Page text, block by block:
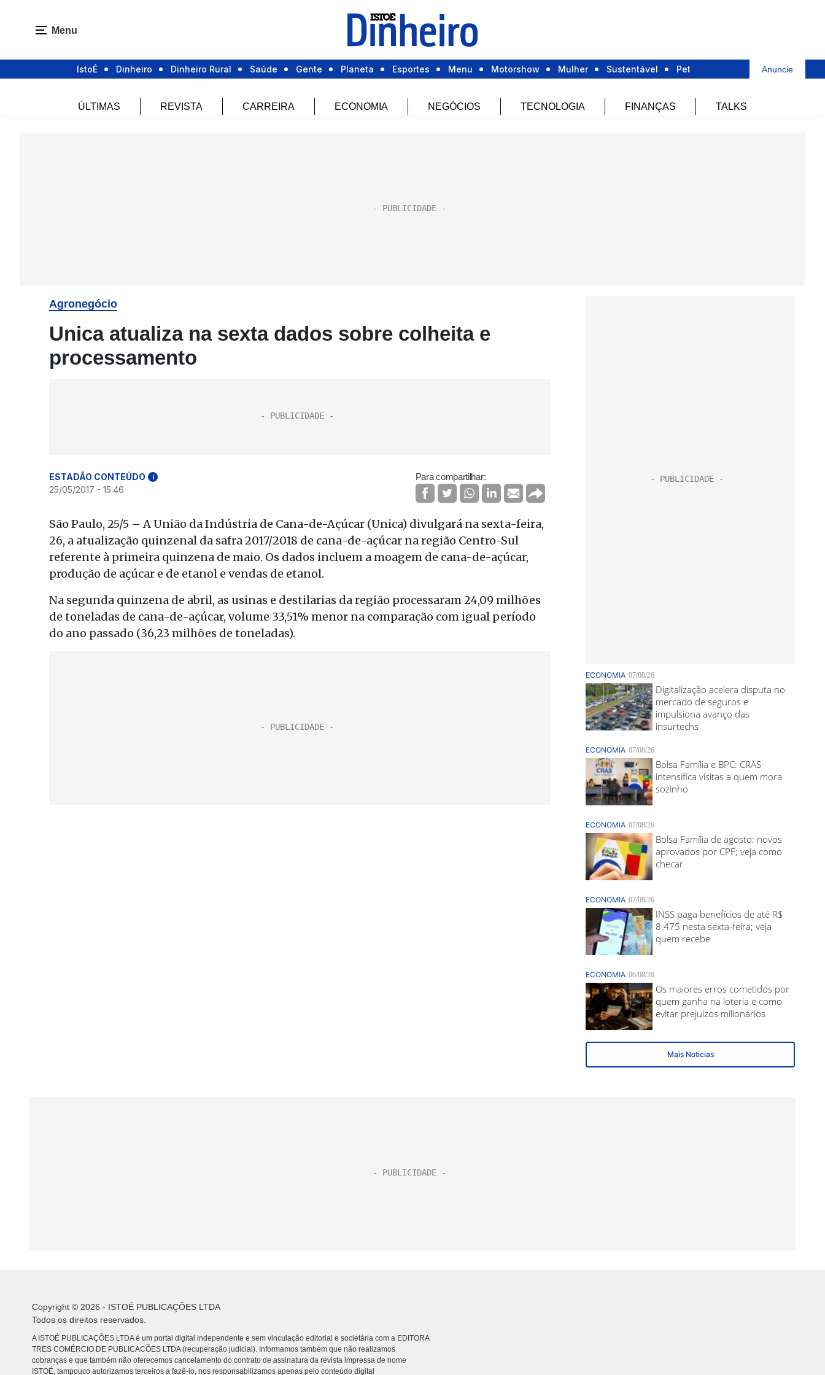
Menu
IstoÉ Dinheiro Dinheiro Rural Saúde Gente Planeta Esportes Menu Motorshow Mulher Sustentável Pet Anuncie
ÚLTIMAS REVISTA CARREIRA ECONOMIA NEGÓCIOS TECNOLOGIA FINANÇAS TALKS
Agronegócio
Unica atualiza na sexta dados sobre colheita e
processamento
ESTADÃO CONTEÚDO i
25/05/2017 - 15:46
Para compartilhar:
São Paulo, 25/5 – A União da Indústria de Cana-de-Açúcar (Unica) divulgará na sexta-feira,
26, a atualização quinzenal da safra 2017/2018 de cana-de-açúcar na região Centro-Sul
referente à primeira quinzena de maio. Os dados incluem a moagem de cana-de-açúcar,
produção de açúcar e de etanol e vendas de etanol.
Na segunda quinzena de abril, as usinas e destilarias da região processaram 24,09 milhões
de toneladas de cana-de-açúcar, volume 33,51% menor na comparação com igual período
do ano passado (36,23 milhões de toneladas).
Copyright © 2026 - ISTOÉ PUBLICAÇÕES LTDA
Todos os direitos reservados.
A ISTOÉ PUBLICAÇÕES LTDA é um portal digital independente e sem vinculação editorial e societária com a EDITORA
TRES COMÉRCIO DE PUBLICACÕES LTDA (recuperação judicial). Informamos também que não realizamos
cobranças e que também não oferecemos cancelamento do contrato de assinatura da revista impressa de nome
ISTOÉ, tampouco autorizamos terceiros a fazê-lo, nos responsabilizamos apenas pelo conteúdo digital